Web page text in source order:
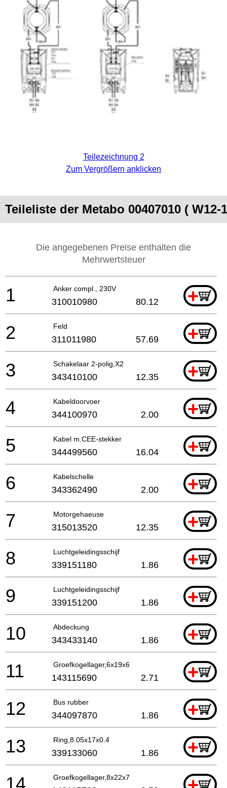
Teilezeichnung 2
Zum Vergrößern anklicken
Teileliste der Metabo 00407010 ( W12-
Die angegebenen Preise enthalten die
Mehrwertsteuer
Anker compl., 230V +
1 310010980 80.12
Feld +
2 311011980 57.69
Schakelaar 2-polig,X2 +
3 343410100 12.35
Kabeldoorvoer +
4 344100970 2.00
Kabel m.CEE-stekker +
5 344499560 16.04
Kabelschelle +
6 343362490 2.00
Motorgehaeuse +
7 315013520 12.35
Luchtgeleidingsschijf +
8 339151180 1.86
Luchtgeleidingsschijf +
9 339151200 1.86
Abdeckung +
10 343433140 1.86
Groefkogellager,6x19x6 +
11 143115690 2.71
Bus rubber +
12 344097870 1.86
Ring,8.05x17x0.4 +
13 339133060 1.86
Groefkogellager,8x22x7